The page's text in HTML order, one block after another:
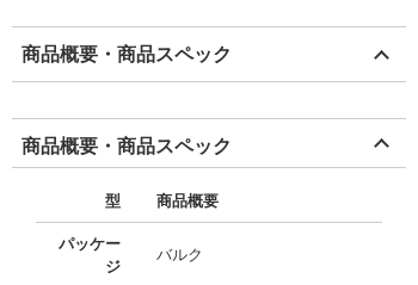
商品概要・商品スペック
商品概要・商品スペック
型 商品概要
パッケー
ジ
バルク